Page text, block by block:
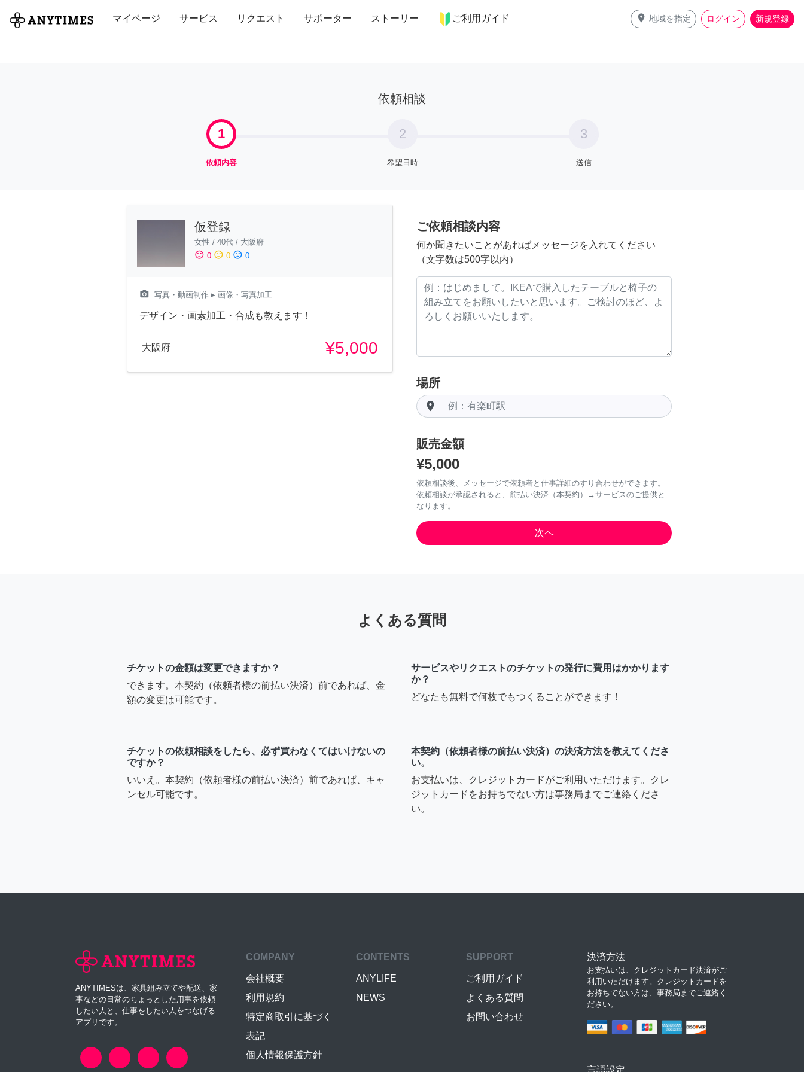
マイページ サービス リクエスト サポーター ストーリー ご利用ガイド place 地域を指定 ログイン 新規登録
全て 修理・組立 家事 引っ越し インテリア 趣味・習い事 ペット 料理
依頼相談
1
依頼内容
2
希望日時
3
送信
仮登録
女性 / 40代 / 大阪府
sentiment_satisfied 0 sentiment_neutral 0 sentiment_dissatisfied 0
camera_alt 写真・動画制作 ▸ 画像・写真加工
デザイン・画素加工・合成も教えます！
大阪府 ¥5,000
ご依頼相談内容
何か聞きたいことがあればメッセージを入れてください
（文字数は500字以内）
場所
room
販売金額
¥5,000
依頼相談後、メッセージで依頼者と仕事詳細のすり合わせができます。
依頼相談が承認されると、前払い決済（本契約）→サービスのご提供と
なります。
よくある質問
チケットの金額は変更できますか？
できます。本契約（依頼者様の前払い決済）前であれば、金
額の変更は可能です。
サービスやリクエストのチケットの発行に費用はかかります
か？
どなたも無料で何枚でもつくることができます！
チケットの依頼相談をしたら、必ず買わなくてはいけないの
ですか？
いいえ。本契約（依頼者様の前払い決済）前であれば、キャ
ンセル可能です。
本契約（依頼者様の前払い決済）の決済方法を教えてくださ
い。
お支払いは、クレジットカードがご利用いただけます。クレ
ジットカードをお持ちでない方は事務局までご連絡くださ
い。
ANYTIMESは、家具組み立てや配送、家
事などの日常のちょっとした用事を依頼
したい人と、仕事をしたい人をつなげる
アプリです。
COMPANY
会社概要
利用規約
特定商取引に基づく
表記
個人情報保護方針
CONTENTS
ANYLIFE
NEWS
SUPPORT
ご利用ガイド
よくある質問
お問い合わせ
決済方法
お支払いは、クレジットカード決済がご
利用いただけます。クレジットカードを
お持ちでない方は、事務局までご連絡く
ださい。
言語設定